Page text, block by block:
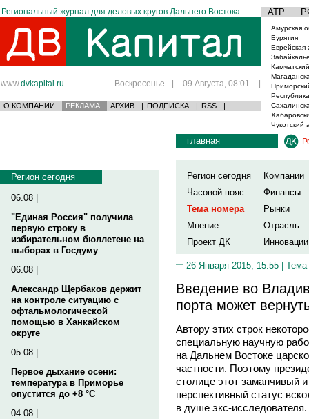
Региональный журнал для деловых кругов Дальнего Востока АТР
www.dvkapital.ru Воскресенье | 09 Августа, 08:01 |
О КОМПАНИИ РЕКЛАМА АРХИВ | ПОДПИСКА | RSS |
Амурская
Бурятия
Еврейская
Чукотский
Регион сегодня
06.08 |
"Единая Россия" получила
первую строку в
избирательном бюллетене на
выборах в Госдуму
06.08 |
Александр Щербаков держит
на контроле ситуацию с
офтальмологической
помощью в Ханкайском
округе
05.08 |
Первое дыхание осени:
температура в Приморье
опустится до +8 °C
04.08 |
главная
Регион сегодня
Компании
Часовой пояс
Финансы
Тема номера
Рынки
Мнение
Отрасль
Проект ДК
Инновации
26 Января 2015, 15:55 | Тема
Введение во
порта может
Автору этих строк
специальную научную
на Дальнем Востоке
частности. Поэтому
столице этот заманчивый
перспективный статус
в душе экс-исследователя.